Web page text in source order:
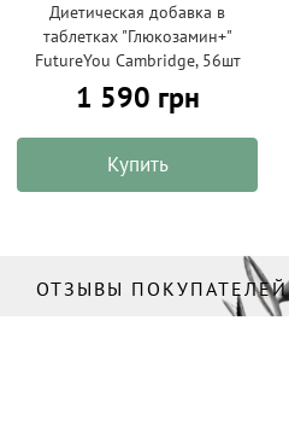
Диетическая добавка в
таблетках "Глюкозамин+"
FutureYou Cambridge, 56шт
1 590 грн
Купить
ОТЗЫВЫ ПОКУПАТЕЛЕЙ